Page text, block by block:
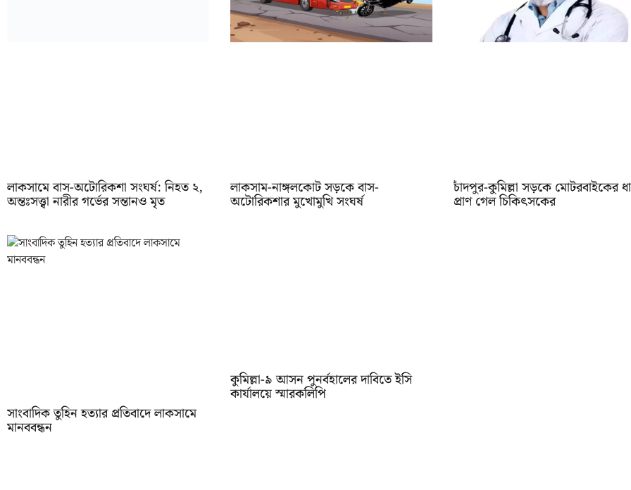
লাকসামে বাস-অটোরিকশা সংঘর্ষ: নিহত ২,
অন্তঃসত্ত্বা নারীর গর্ভের সন্তানও মৃত
লাকসাম-নাঙ্গলকোট সড়কে বাস-
অটোরিকশার মুখোমুখি সংঘর্ষ
চাঁদপুর-কুমিল্লা সড়কে মোটরবাইকের
প্রাণ গেল চিকিৎসকের
সাংবাদিক তুহিন হত্যার প্রতিবাদে লাকসামে
মানববন্ধন
কুমিল্লা-৯ আসন পুনর্বহালের দাবিতে ইসি
কার্যালয়ে স্মারকলিপি